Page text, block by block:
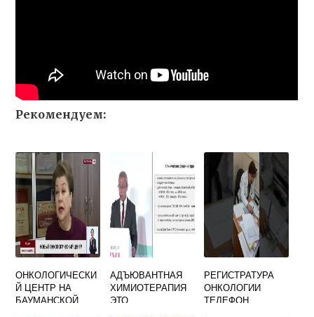
Рекомендуем:
ОНКОЛОГИЧЕСКИ
Й ЦЕНТР НА
БАУМАНСКОЙ
АДЪЮВАНТНАЯ
ХИМИОТЕРАПИЯ
ЭТО
РЕГИСТРАТУРА
ОНКОЛОГИИ
ТЕЛЕФОН